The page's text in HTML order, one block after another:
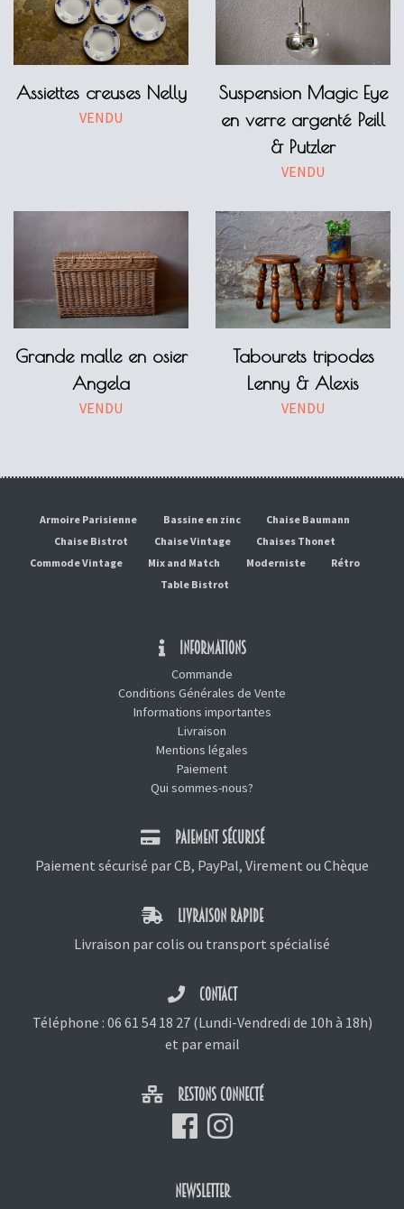
Assiettes creuses Nelly
VENDU
Suspension Magic Eye
en verre argenté Peill
& Putzler
VENDU
Grande malle en osier
Angela
VENDU
Tabourets tripodes
Lenny & Alexis
VENDU
Armoire Parisienne Bassine en zinc
Chaise Baumann
Chaise Bistrot
Chaise Vintage
Chaises Thonet
Commode Vintage
Mix and Match Moderniste
Rétro
Table Bistrot
INFORMATIONS
Commande
Conditions Générales de Vente
Informations importantes
Livraison
Mentions légales
Paiement
Qui sommes-nous?
PAIEMENT SÉCURISÉ
Paiement sécurisé par CB, PayPal, Virement ou Chèque
LIVRAISON RAPIDE
Livraison par colis ou transport spécialisé
CONTACT
Téléphone : 06 61 54 18 27(Lundi-Vendredi de 10h à 18h)
et par email
RESTONS CONNECTÉ
NEWSLETTER